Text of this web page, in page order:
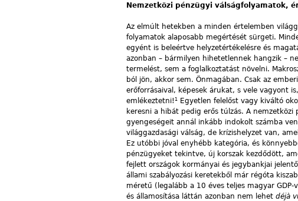
Nemzetközi pénzügyi válságfolyamatok,
Az elmúlt hetekben a minden értelemben
folyamatok alaposabb megértését sürgeti.
egyént is beleértve helyzetértékelésre és
azonban – bármilyen hihetetlennek hangzik –
termelést, sem a foglalkoztatást növelni.
ból jön, akkor sem. Önmagában. Csak az
erőforrásaival, képesek árukat, s vele vagyont
emlékeztetni! 1
Egyetlen felelőst vagy kiváltó
keresni a hibát pedig erős túlzás. A nemzetközi
gyengeségeit annál inkább indokolt számba
világgazdasági válság, de krízishelyzet van,
Ez utóbbi jóval enyhébb kategória, és
pénzügyeket tekintve, új korszak kezdődött,
fejlett országok kormányai és jegybankjai
állami szabályozási keretekből már régóta
méretű (legalább a 10 éves teljes magyar
és államosítása láttán azonban nem lehet déjà